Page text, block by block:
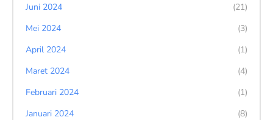
Juni 2024
(21)
Mei 2024
(3)
April 2024
(1)
Maret 2024
(4)
Februari 2024
(1)
Januari 2024
(8)